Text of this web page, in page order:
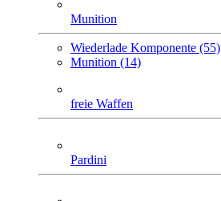
Munition
Wiederlade Komponente (55)
Munition (14)
freie Waffen
Pardini